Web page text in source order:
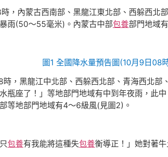
，內蒙古西南部、黑龍江東北部、西躲西北部
雨(50～55毫米)。內蒙古中部包養部門地域
圖1 全國降水量預告圖(10月9日08
時，黑龍江中北部、西躲西北部、青海西北
瓶座了！」等地部門地域有中到年夜雨，此
等地部門地域有4～6級風(見圖2)。
包養有我能將這種失包養衡導正！」她對著